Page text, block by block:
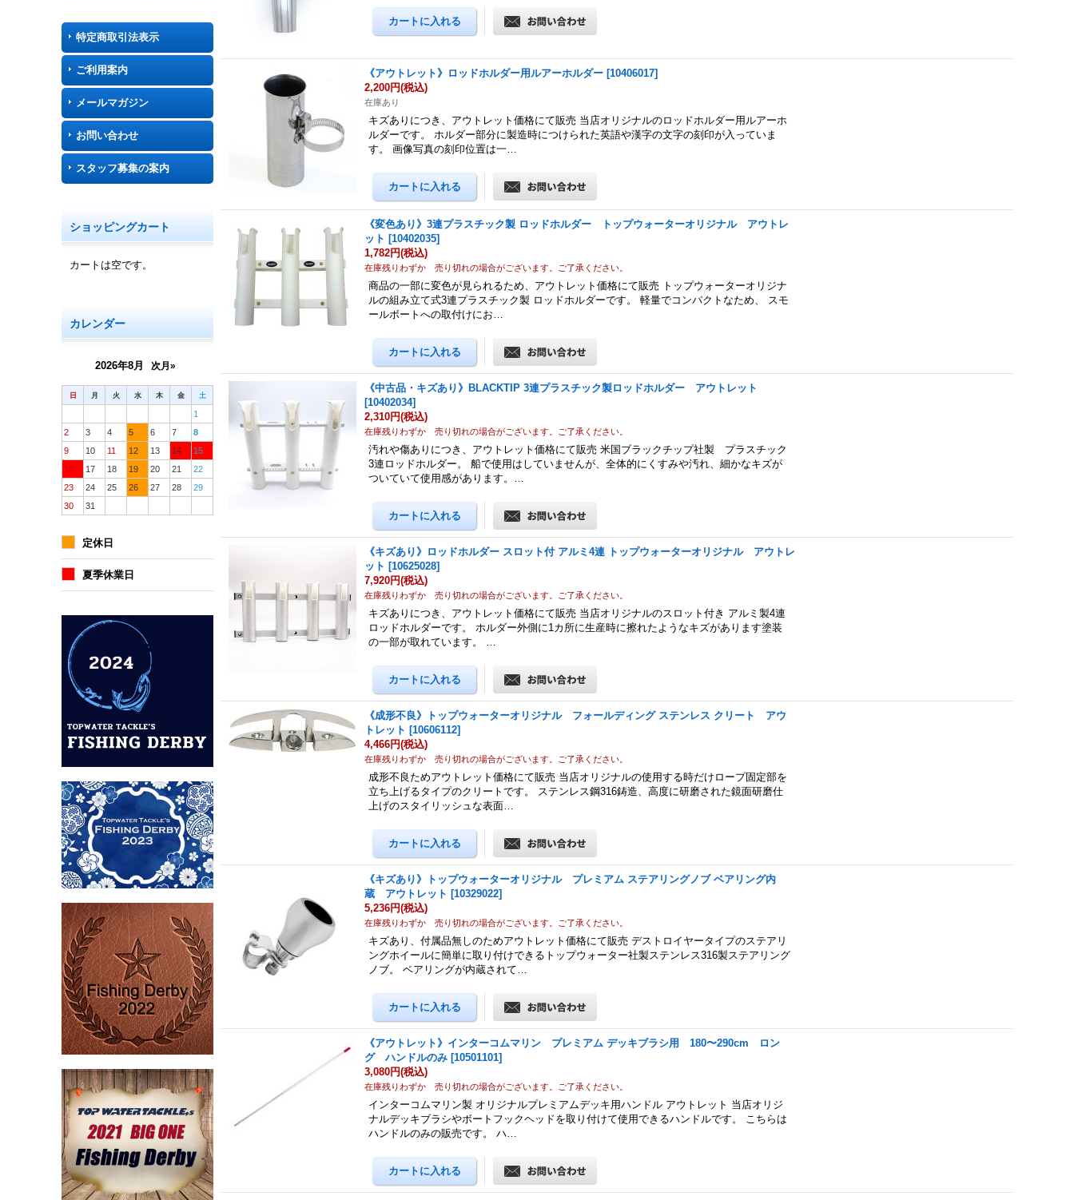
特定商取引法表示
ご利用案内
メールマガジン
お問い合わせ
スタッフ募集の案内
ショッピングカート
カートは空です。
カレンダー
2026年8月 次月»
日 月 火 水 木 金 土
1
2
3 4 5 6 7
8
9
10 11 12 13 14
15
16
17 18 19 20 21
22
23
24 25 26 27 28
29
30
31
定休日
夏季休業日
《アウトレット》ロッドホルダー用ルアーホルダー [10406017]
2,200円(税込)
在庫あり
キズありにつき、アウトレット価格にて販売 当店オリジナルのロッドホルダー用ルアーホ
ルダーです。 ホルダー部分に製造時につけられた英語や漢字の文字の刻印が入っていま
す。 画像写真の刻印位置は一…
《変色あり》3連プラスチック製 ロッドホルダー トップウォーターオリジナル アウトレ
ット [10402035]
1,782円(税込)
在庫残りわずか 売り切れの場合がございます。ご了承ください。
商品の一部に変色が見られるため、アウトレット価格にて販売 トップウォーターオリジナ
ルの組み立て式3連プラスチック製 ロッドホルダーです。 軽量でコンパクトなため、 スモ
ールボートへの取付けにお…
《中古品・キズあり》BLACKTIP 3連プラスチック製ロッドホルダー アウトレット
[10402034]
2,310円(税込)
在庫残りわずか 売り切れの場合がございます。ご了承ください。
汚れや傷ありにつき、アウトレット価格にて販売 米国ブラックチップ社製 プラスチック
3連ロッドホルダー。 船で使用はしていませんが、全体的にくすみや汚れ、細かなキズが
ついていて使用感があります。…
《キズあり》ロッドホルダー スロット付 アルミ4連 トップウォーターオリジナル アウトレ
ット [10625028]
7,920円(税込)
在庫残りわずか 売り切れの場合がございます。ご了承ください。
キズありにつき、アウトレット価格にて販売 当店オリジナルのスロット付き アルミ製4連
ロッドホルダーです。 ホルダー外側に1カ所に生産時に擦れたようなキズがあります塗装
の一部が取れています。 …
《成形不良》トップウォーターオリジナル フォールディング ステンレス クリート アウ
トレット [10606112]
4,466円(税込)
在庫残りわずか 売り切れの場合がございます。ご了承ください。
成形不良ためアウトレット価格にて販売 当店オリジナルの使用する時だけロープ固定部を
立ち上げるタイプのクリートです。 ステンレス鋼316鋳造、高度に研磨された鏡面研磨仕
上げのスタイリッシュな表面…
《キズあり》トップウォーターオリジナル プレミアム ステアリングノブ ベアリング内
蔵 アウトレット [10329022]
5,236円(税込)
在庫残りわずか 売り切れの場合がございます。ご了承ください。
キズあり、付属品無しのためアウトレット価格にて販売 デストロイヤータイプのステアリ
ングホイールに簡単に取り付けできるトップウォーター社製ステンレス316製ステアリング
ノブ。 ベアリングが内蔵されて…
《アウトレット》インターコムマリン プレミアム デッキブラシ用 180〜290cm ロン
グ ハンドルのみ [10501101]
3,080円(税込)
在庫残りわずか 売り切れの場合がございます。ご了承ください。
インターコムマリン製 オリジナルプレミアムデッキ用ハンドル アウトレット 当店オリジ
ナルデッキブラシやボートフックヘッドを取り付けて使用できるハンドルです。 こちらは
ハンドルのみの販売です。 ハ…